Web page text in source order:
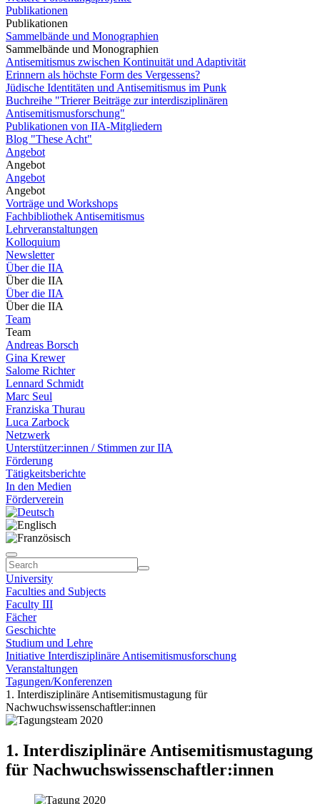
Publikationen
Publikationen
Sammelbände und Monographien
Sammelbände und Monographien
Antisemitismus zwischen Kontinuität und Adaptivität
Erinnern als höchste Form des Vergessens?
Jüdische Identitäten und Antisemitismus im Punk
Buchreihe "Trierer Beiträge zur interdisziplinären
Antisemitismusforschung"
Publikationen von IIA-Mitgliedern
Blog "These Acht"
Angebot
Angebot
Angebot
Angebot
Vorträge und Workshops
Fachbibliothek Antisemitismus
Lehrveranstaltungen
Kolloquium
Newsletter
Über die IIA
Über die IIA
Über die IIA
Über die IIA
Team
Team
Andreas Borsch
Gina Krewer
Salome Richter
Lennard Schmidt
Marc Seul
Franziska Thurau
Luca Zarbock
Netzwerk
Unterstützer:innen / Stimmen zur IIA
Förderung
Tätigkeitsberichte
In den Medien
Förderverein
University
Faculties and Subjects
Faculty III
Fächer
Geschichte
Studium und Lehre
Initiative Interdisziplinäre Antisemitismusforschung
Veranstaltungen
Tagungen/Konferenzen
1. Interdisziplinäre Antisemitismustagung für
Nachwuchswissenschaftler:innen
1. Interdisziplinäre Antisemitismustagung
für Nachwuchswissenschaftler:innen